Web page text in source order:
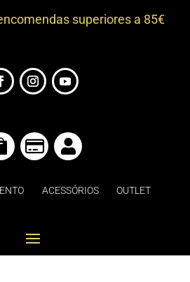
superiores a 85€
 
ACESSÓRIOS OUTLET